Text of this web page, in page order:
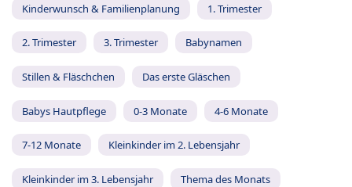
Kinderwunsch & Familienplanung 1. Trimester
2. Trimester 3. Trimester Babynamen
Stillen & Fläschchen Das erste Gläschen
Babys Hautpflege 0-3 Monate 4-6 Monate
7-12 Monate Kleinkinder im 2. Lebensjahr
Kleinkinder im 3. Lebensjahr Thema des Monats